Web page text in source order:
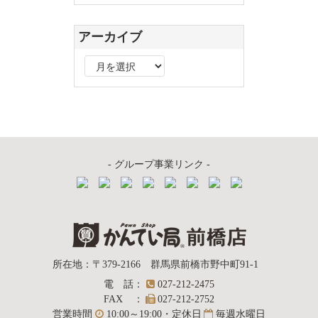
アーカイブ
ー
- グループ事業リンク -
質屋かんてい局
前橋店
所在地 ： 〒379-2166群馬県前橋市野中町91-1
電話 ：
027-212-2475
FAX
：
027-212-2752
営業時間
10:00～19:00・定休日 毎週水曜日